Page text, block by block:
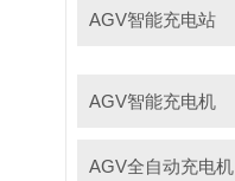
AGV智能充电站
AGV智能充电机
AGV全自动充电机